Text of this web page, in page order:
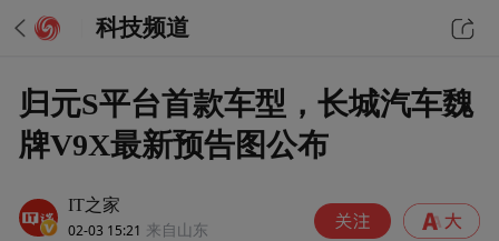
科技频道
归元S平台首款车型，长城汽车魏
牌V9X最新预告图公布
IT之家
02-03 15:21 来自山东